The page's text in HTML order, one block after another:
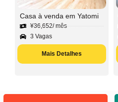
Casa à venda em Yatomi
¥36,652/ mês
3 Vagas
Mais Detalhes